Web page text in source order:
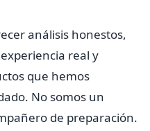
análisis honestos,
real y
que hemos
No somos un
de preparación.